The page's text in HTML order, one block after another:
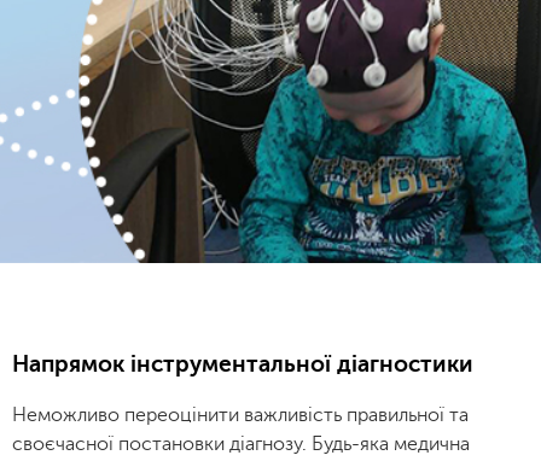
Напрямок інструментальної діагностики
Неможливо переоцінити важливість правильної та
своєчасної постановки діагнозу. Будь-яка медична